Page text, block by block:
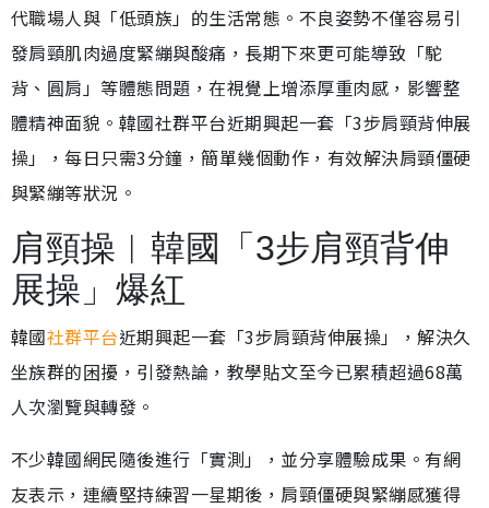
代職場人與「低頭族」的生活常態。不良姿勢不僅容易引
發肩頸肌肉過度緊繃與酸痛，長期下來更可能導致「駝
背、圓肩」等體態問題，在視覺上增添厚重肉感，影響整
體精神面貌。韓國社群平台近期興起一套「3步肩頸背伸展
操」，每日只需3分鐘，簡單幾個動作，有效解決肩頸僵硬
與緊繃等狀況。
肩頸操︱韓國「3步肩頸背伸
展操」爆紅
韓國社群平台近期興起一套「3步肩頸背伸展操」，解決久
坐族群的困擾，引發熱論，教學貼文至今已累積超過68萬
人次瀏覽與轉發。
不少韓國網民隨後進行「實測」，並分享體驗成果。有網
友表示，連續堅持練習一星期後，肩頸僵硬與緊繃感獲得